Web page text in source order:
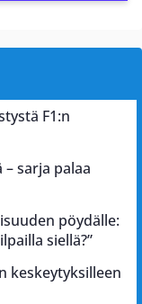
F1:n
sarja palaa
pöydälle:
siellä?”
keskeytyksilleen